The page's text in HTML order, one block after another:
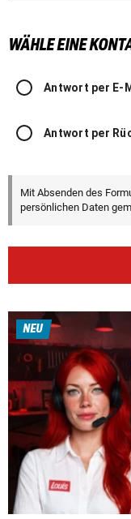
WÄHLE EINE
Antwort per E-
Antwort per
Mit Absenden des
persönlichen Daten
NEU